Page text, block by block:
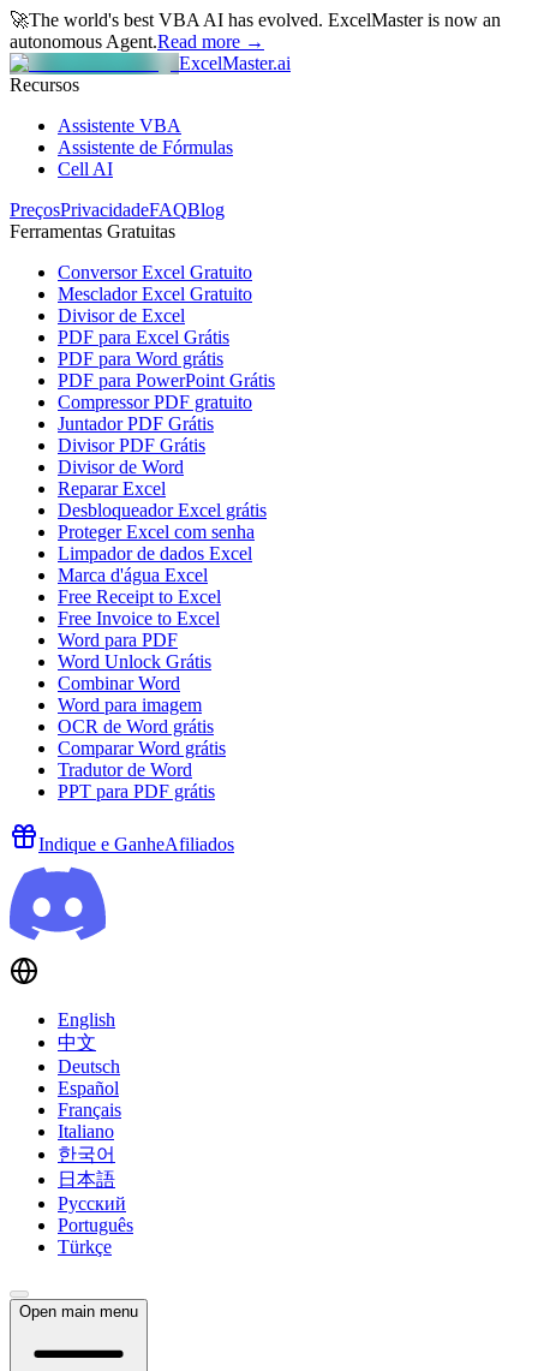
🚀The world's best VBA AI has evolved. ExcelMaster is now an
autonomous Agent.Read more →
ExcelMaster.ai
Recursos
Assistente VBA
Assistente de Fórmulas
Cell AI
PreçosPrivacidadeFAQBlog
Ferramentas Gratuitas
Conversor Excel Gratuito
Mesclador Excel Gratuito
Divisor de Excel
PDF para Excel Grátis
PDF para Word grátis
PDF para PowerPoint Grátis
Compressor PDF gratuito
Juntador PDF Grátis
Divisor PDF Grátis
Divisor de Word
Reparar Excel
Desbloqueador Excel grátis
Proteger Excel com senha
Limpador de dados Excel
Marca d'água Excel
Free Receipt to Excel
Free Invoice to Excel
Word para PDF
Word Unlock Grátis
Combinar Word
Word para imagem
OCR de Word grátis
Comparar Word grátis
Tradutor de Word
PPT para PDF grátis
Indique e GanheAfiliados
English
中文
Deutsch
Español
Français
Italiano
한국어
日本語
Русский
Português
Türkçe
Open main menu